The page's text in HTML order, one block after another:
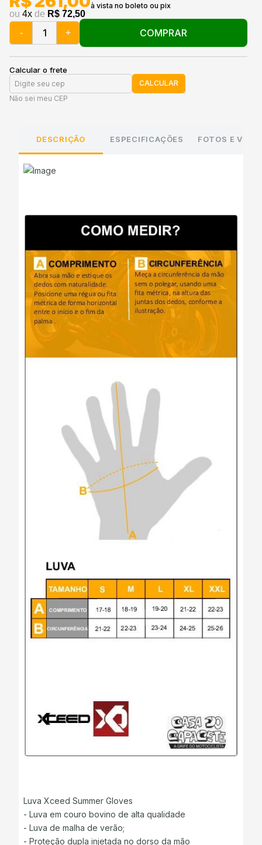
ou 4x de R$ 72,50
- + COMPRAR
Calcular o frete
CALCULAR
Não sei meu CEP
DESCRIÇÃO ESPECIFICAÇÕES FOTOS E
Luva Xceed Summer Gloves
- Luva em couro bovino de alta qualidade
- Luva de malha de verão;
- Proteção dupla injetada no dorso da mão